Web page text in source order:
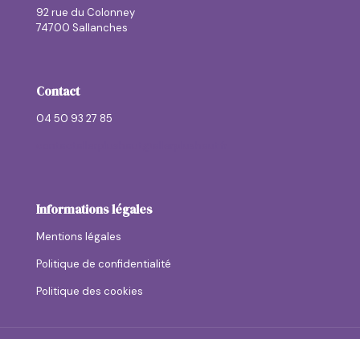
92 rue du Colonney
74700 Sallanches
Contact
04 50 93 27 85
Informations légales
Mentions légales
Politique de confidentialité
Politique des cookies